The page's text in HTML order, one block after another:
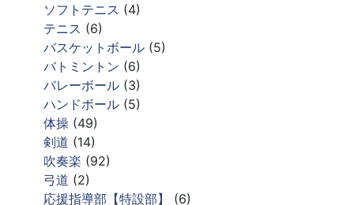
ソフトテニス (4)
テニス (6)
バスケットボール (5)
バトミントン (6)
バレーボール (3)
ハンドボール (5)
体操 (49)
剣道 (14)
吹奏楽 (92)
弓道 (2)
応援指導部【特設部】
(6)